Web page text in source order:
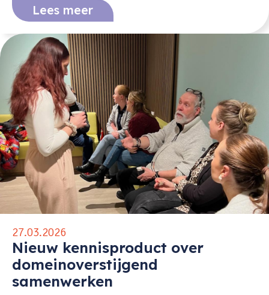
Lees meer
27.03.2026
Nieuw kennisproduct over
domeinoverstijgend
samenwerken